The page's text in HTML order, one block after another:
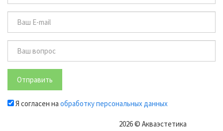
Отправить
Я согласен на обработку персональных данных
2026 © Акваэстетика